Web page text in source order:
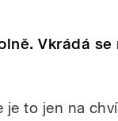
Vkrádá se
je to jen na